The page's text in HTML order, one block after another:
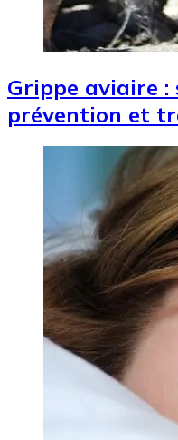
Grippe aviaire :
prévention et